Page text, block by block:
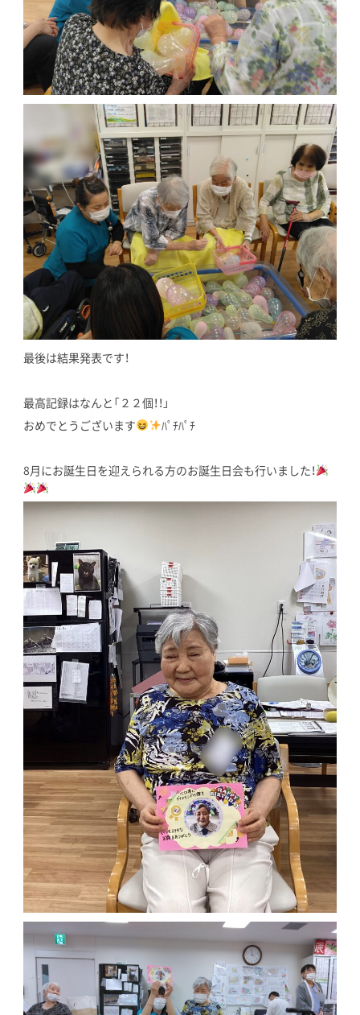
最後は結果発表です！
最高記録はなんと「２２個！！」
おめでとうございます
ﾊﾟﾁﾊﾟﾁ
8月にお誕生日を迎えられる方のお誕生日会も行いました！